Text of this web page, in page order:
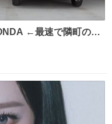
←最速で隣町の集